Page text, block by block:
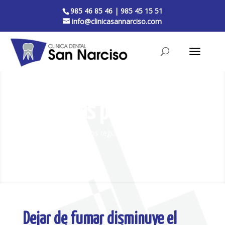
985 46 85 46| 985 45 15 51
info@clinicasannarciso.com
Dejar de fumar disminuye el